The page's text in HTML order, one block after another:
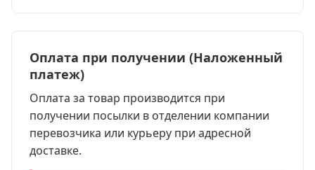
Оплата при получении (Наложенный
платеж)
Оплата за товар производится при
получении посылки в отделении компании
перевозчика или курьеру при адресной
доставке.